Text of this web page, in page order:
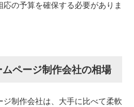
の予算を確保する必要がありま
ページ制作会社の相場
ジ制作会社は、大手に比べて柔軟